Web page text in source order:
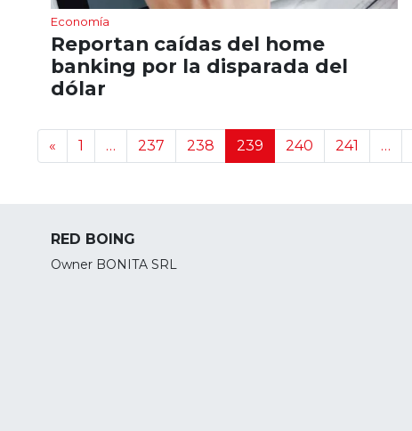
Economía
Reportan caídas del home
banking por la disparada del
dólar
Navegación de noticias
« 1 … 237 238 239 240 241 …
RED BOING
Owner BONITA SRL